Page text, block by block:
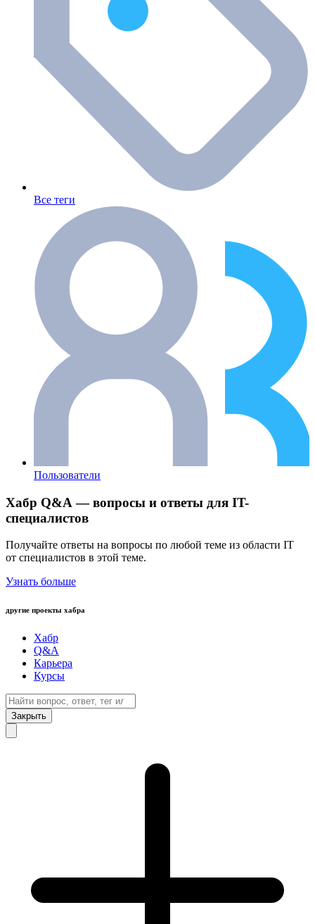
Все теги
Пользователи
Хабр Q&A — вопросы и ответы для IT-
специалистов
Получайте ответы на вопросы по любой теме из области IT
от специалистов в этой теме.
Узнать больше
другие проекты хабра
Хабр
Q&A
Карьера
Курсы
Закрыть